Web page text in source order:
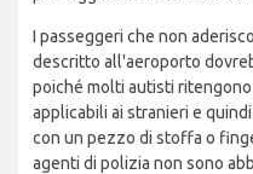
I passeggeri che non
descritto all'aeroporto
poiché molti autisti
applicabili ai stranieri e
con un pezzo di stoffa o
agenti di polizia non sono